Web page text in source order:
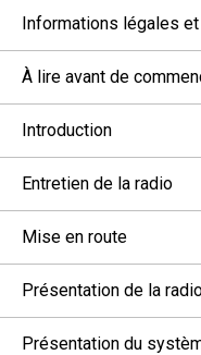
Informations légales
À lire avant de
Introduction
Entretien de la radio
Mise en route
Présentation de la
Présentation du